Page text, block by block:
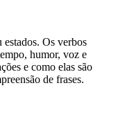
estados. Os verbos
humor, voz e
e como elas são
de frases.